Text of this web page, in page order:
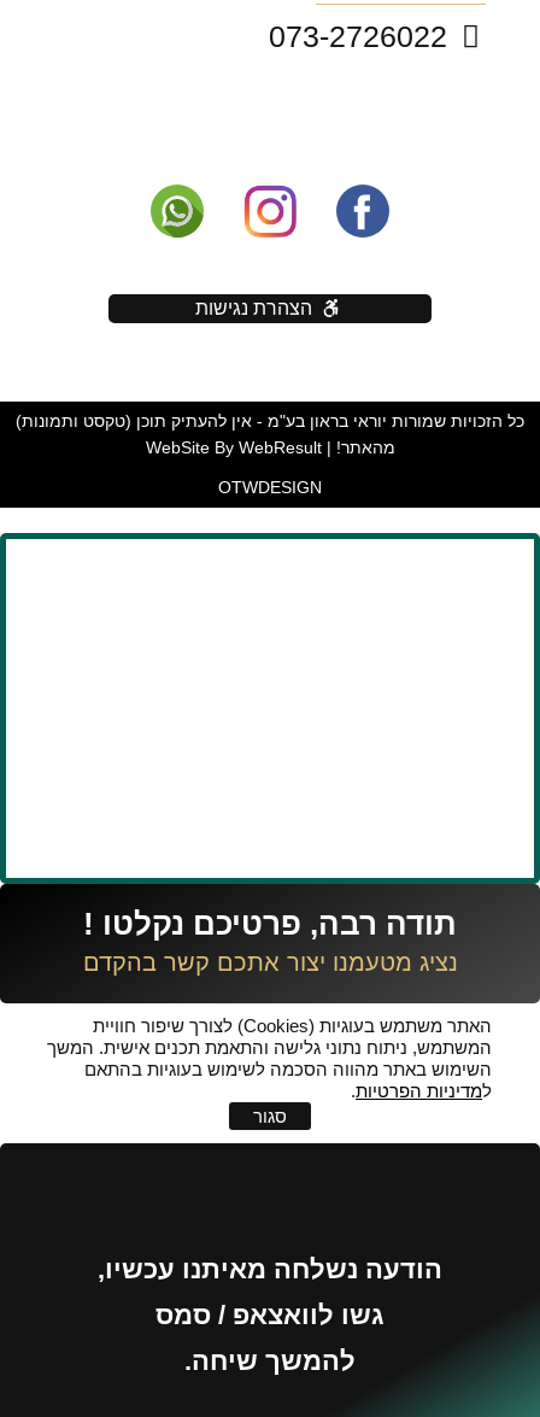
הצהרת נגישות
OTWDESIGN
כל הזכויות שמורות יוראי בראון בע"מ - אין להעתיק תוכן (טקסט ותמונות)
מהאתר! | WebSite By WebResult
תודה רבה, פרטיכם נקלטו !
נציג מטעמנו יצור אתכם קשר בהקדם
האתר משתמש בעוגיות (Cookies) לצורך שיפור חוויית
המשתמש, ניתוח נתוני גלישה והתאמת תכנים אישית. המשך
השימוש באתר מהווה הסכמה לשימוש בעוגיות בהתאם
למדיניות הפרטיות.
סגור
הודעה נשלחה מאיתנו עכשיו,
גשו לוואצאפ / סמס
להמשך שיחה.